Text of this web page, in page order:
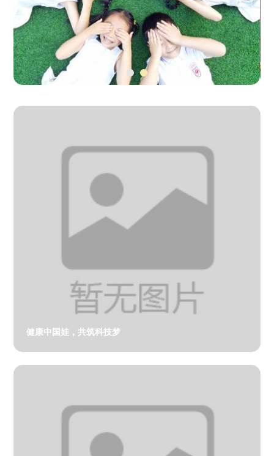
健康中国娃，共筑科技梦